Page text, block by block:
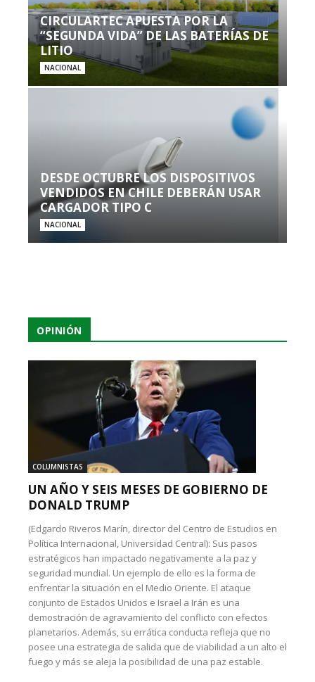
CIRCULARTEC APUESTA POR LA
“SEGUNDA VIDA” DE LAS BATERÍAS DE
LITIO
NACIONAL
DESDE OCTUBRE LOS DISPOSITIVOS
VENDIDOS EN CHILE DEBERÁN USAR
CARGADOR TIPO C
NACIONAL
OPINIÓN
COLUMNISTAS
UN AÑO Y SEIS MESES DE GOBIERNO DE
DONALD TRUMP
(Edgardo Riveros Marín, director del Centro de Estudios en
Política Internacional, Universidad Central): Sus pasos
estratégicos han impactado negativamente a la paz y
seguridad mundial. Un ejemplo de ello es la forma de
enfrentar la situación en el Medio Oriente. El ataque
conjunto de Estados Unidos e Israel a Irán es una
demostración de agravamiento del conflicto con efectos
planetarios. Además, su errática conducta refleja que no
posee una estrategia de salida que de viabilidad a un alto el
fuego y más se aleja la posibilidad de una paz estable.